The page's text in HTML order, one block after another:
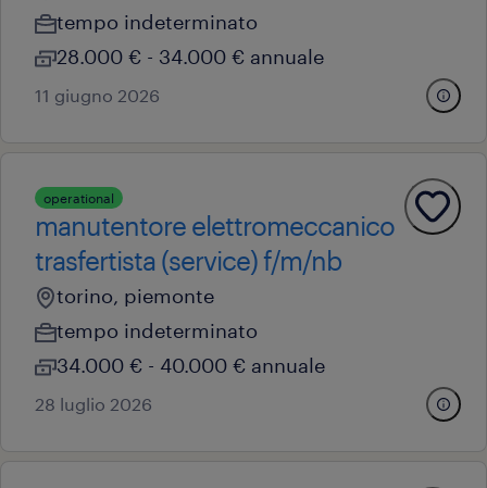
tempo indeterminato
28.000 € - 34.000 € annuale
11 giugno 2026
operational
manutentore elettromeccanico
trasfertista (service) f/m/nb
torino, piemonte
tempo indeterminato
34.000 € - 40.000 € annuale
28 luglio 2026